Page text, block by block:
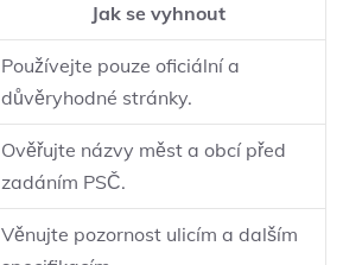
Jak se vyhnout
Používejte pouze oficiální a
důvěryhodné stránky.
Ověřujte názvy měst a obcí před
zadáním PSČ.
Věnujte pozornost ulicím a dalším